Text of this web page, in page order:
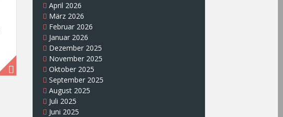
April 2026
März 2026
Februar 2026
Januar 2026
Dezember 2025
November 2025
Oktober 2025
September 2025
August 2025
Juli 2025
Juni 2025